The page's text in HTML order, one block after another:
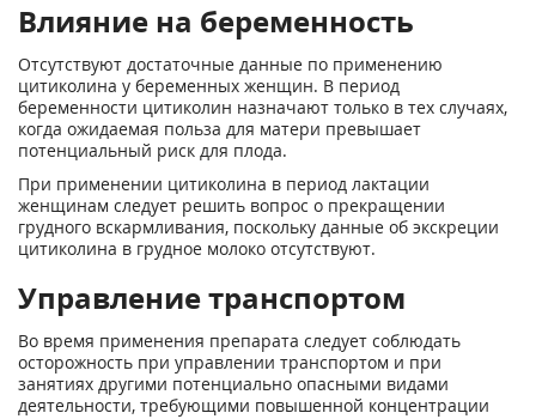
Влияние на беременность
Отсутствуют достаточные данные по применению
цитиколина у беременных женщин. В период
беременности цитиколин назначают только в тех случаях,
когда ожидаемая польза для матери превышает
потенциальный риск для плода.
При применении цитиколина в период лактации
женщинам следует решить вопрос о прекращении
грудного вскармливания, поскольку данные об экскреции
цитиколина в грудное молоко отсутствуют.
Управление транспортом
Во время применения препарата следует соблюдать
осторожность при управлении транспортом и при
занятиях другими потенциально опасными видами
деятельности, требующими повышенной концентрации